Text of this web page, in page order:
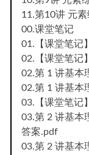
11.第10讲 元
00.课堂笔记
01.【课堂笔记
02.【课堂笔记
02.第 1 讲基本
02.第 1 讲基本
03.【课堂笔记
03.第 2 讲基本
答案.pdf
03.第 2 讲基本